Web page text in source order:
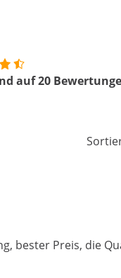
auf 20
bester Preis, die